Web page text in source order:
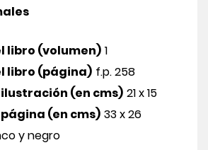
libro (volumen) 1
libro (página) f.p. 258
(en cms) 21 x 15
(en cms) 33 x 26
y negro